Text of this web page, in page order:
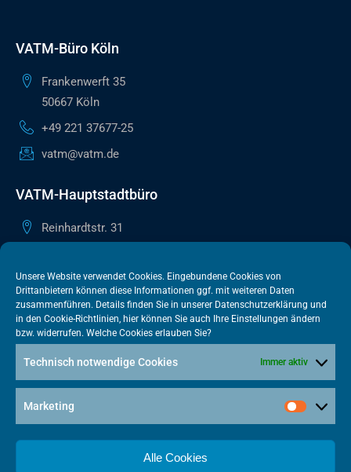
Unsere Website verwendet Cookies. Eingebundene Cookies von
Drittanbietern können diese Informationen ggf. mit weiteren Daten
zusammenführen. Details finden Sie in unserer Datenschutzerklärung und
in den Cookie-Richtlinien, hier können Sie auch Ihre Einstellungen ändern
bzw. widerrufen. Welche Cookies erlauben Sie?
Technisch notwendige Cookies Immer aktiv
Marketing
Alle Cookies
VATM-Büro Köln
Frankenwerft 35
50667 Köln
+49 221 37677-25
vatm@vatm.de
VATM-Hauptstadtbüro
Reinhardtstr. 31
+49 30 505615-38
berlin@vatm.de
VATM-Büro Brüssel